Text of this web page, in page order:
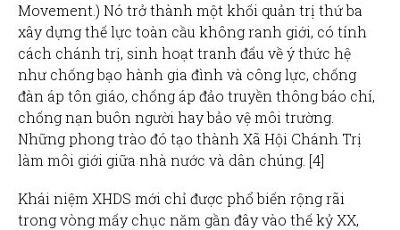
Movement.) Nó trở thành một khối quản trị thứ ba
xây dựng thế lực toàn cầu không ranh giới, có tính
cách chánh trị, sinh hoạt tranh đấu về ý thức hệ
như chống bạo hành gia đình và công lực, chống
đàn áp tôn giáo, chống áp đảo truyền thông báo chí,
chống nạn buôn người hay bảo vệ môi trường.
Những phong trào đó tạo thành Xã Hội Chánh Trị
làm môi giới giữa nhà nước và dân chúng. [4]
Khái niệm XHDS mới chỉ được phổ biến rộng rãi
trong vòng mấy chục năm gần đây vào thế kỷ XX,